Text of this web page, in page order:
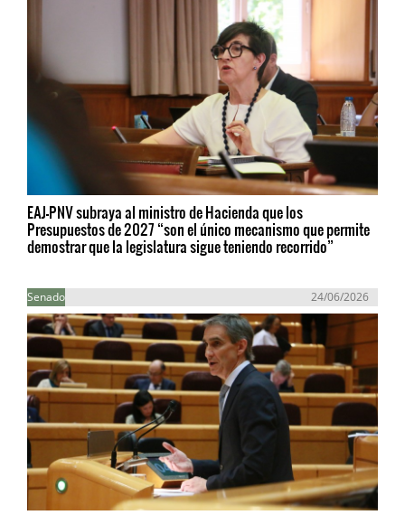
EAJ-PNV subraya al ministro de Hacienda que los
Presupuestos de 2027 “son el único mecanismo que permite
demostrar que la legislatura sigue teniendo recorrido”
Senado 24/06/2026